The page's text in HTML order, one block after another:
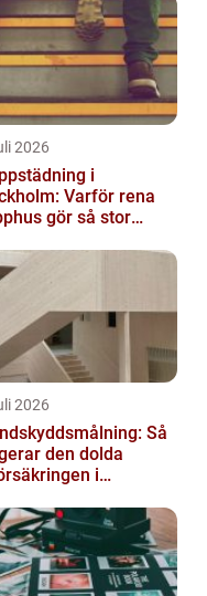
2026
i
Varför rena
gör så stor
2026
Så
den dolda
i